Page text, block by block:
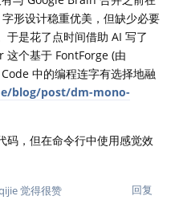
形设计稳重优美，但缺少必要
于是花了点时间借助 AI 写了
个基于 FontForge (由
中的编程连字有选择地融
blog/post/dm-mono-
码，但在命令行中使用感觉效
回复
觉得很赞